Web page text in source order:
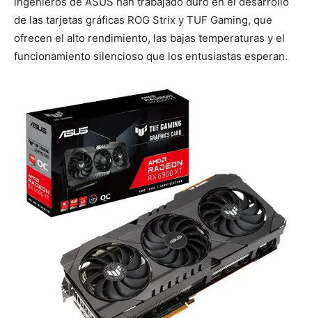
de las tarjetas gráficas ROG Strix y TUF Gaming, que
ofrecen el alto rendimiento, las bajas temperaturas y el
funcionamiento silencioso que los entusiastas esperan.